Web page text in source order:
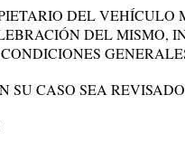
DEL VEHÍCULO
DEL MISMO,
SU CASO SEA